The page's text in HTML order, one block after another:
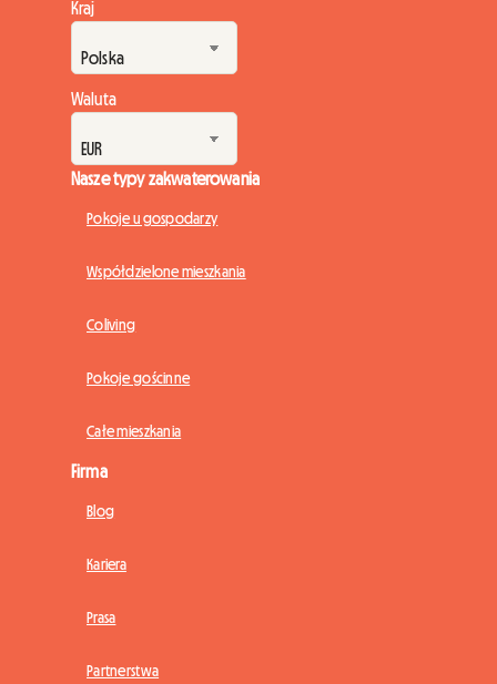
Kraj
Waluta
Nasze typy zakwaterowania
Pokoje u gospodarzy
Współdzielone mieszkania
Coliving
Pokoje gościnne
Całe mieszkania
Firma
Blog
Kariera
Prasa
Partnerstwa